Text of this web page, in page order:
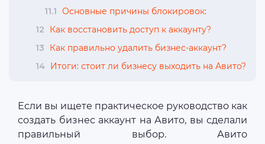
11.1 Основные причины блокировок:
12
Как восстановить доступ к аккаунту?
13
Как правильно удалить бизнес-аккаунт?
14 Итоги: стоит ли бизнесу выходить на Авито?
Если вы ищете практическое руководство как
создать бизнес аккаунт на Авито, вы сделали
правильный выбор. Авито